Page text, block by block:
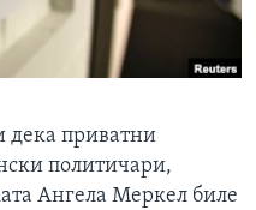
дека приватни
политичари,
Ангела Меркел биле